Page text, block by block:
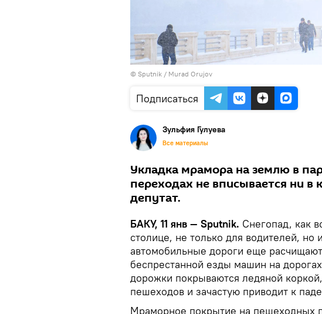
© Sputnik / Murad Orujov
Подписаться
Зульфия Гулуева
Все материалы
Укладка мрамора на землю в
переходах не вписывается ни в
депутат.
БАКУ, 11 янв — Sputnik. Снегопад, как
столице, не только для водителей,
автомобильные дороги еще
беспрестанной езды машин на
дорожки покрываются ледяной
пешеходов и зачастую приводит к
Мраморное покрытие на пешеходных